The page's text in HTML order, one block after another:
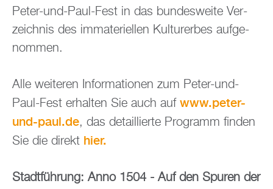
Peter-und-Paul-Fest in das bun­des­wei­te Ver­
zeich­nis des im­ma­te­ri­el­len Kul­tur­er­bes auf­ge­
nom­men.
Alle wei­te­ren In­for­ma­tio­nen zum Peter-und-
Paul-Fest er­hal­ten Sie auch auf www.​peter-​
und-​paul.​de, das de­tail­lier­te Pro­gramm fin­den
Sie die di­rekt hier.
Stadt­füh­rung: Anno 1504 - Auf den Spu­ren der